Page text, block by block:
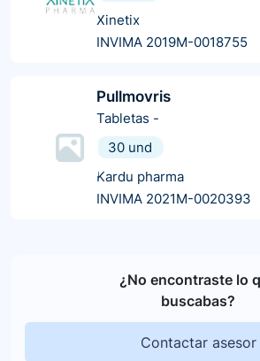
Xinetix
INVIMA 2019M-0018755
Pullmovris
Tabletas -
30 und
Kardu pharma
INVIMA 2021M-0020393
¿No encontraste lo
buscabas?
Contactar asesor